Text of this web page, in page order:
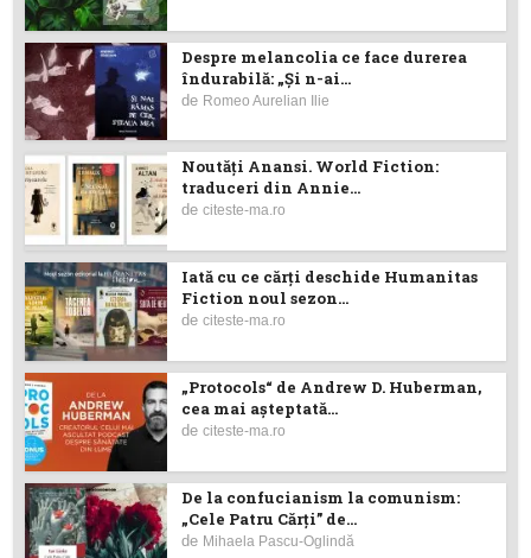
Despre melancolia ce face durerea
îndurabilă: „Și n-ai...
de Romeo Aurelian Ilie
Noutăţi Anansi. World Fiction:
traduceri din Annie...
deciteste-ma.ro
Iată cu ce cărţi deschide Humanitas
Fiction noul sezon...
deciteste-ma.ro
„Protocols“ de Andrew D. Huberman,
cea mai așteptată...
deciteste-ma.ro
De la confucianism la comunism:
„Cele Patru Cărți” de...
de Mihaela Pascu-Oglindă